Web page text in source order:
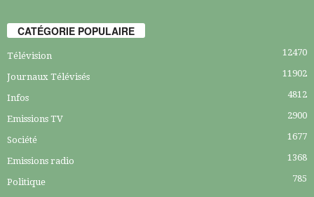
CATÉGORIE POPULAIRE
Télévision 12470
Journaux Télévisés 11902
Infos 4812
Emissions TV 2900
Société 1677
Emissions radio 1368
Politique 785